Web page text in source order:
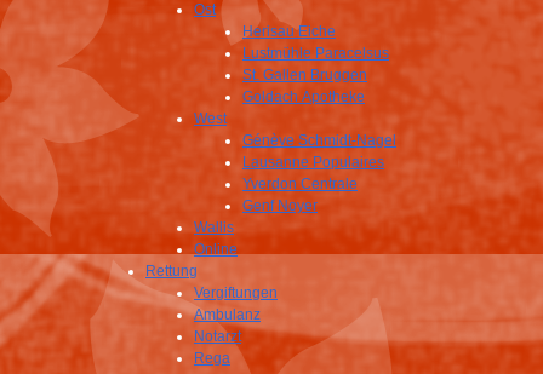
Ost
Herisau Eiche
Lustmühle Paracelsus
St. Gallen Bruggen
Goldach Apotheke
West
Génève Schmidt-Nagel
Lausanne Populaires
Yverdon Centrale
Genf Noyer
Wallis
Online
Rettung
Vergiftungen
Ambulanz
Notarzt
Rega